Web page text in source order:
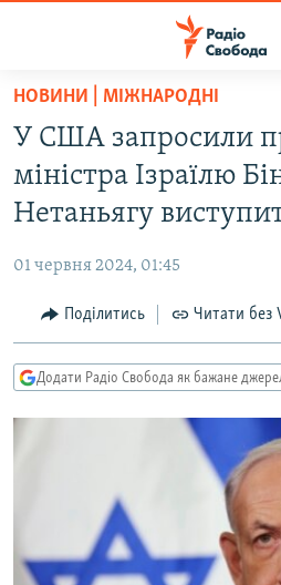
Перейти
основного
матеріалу
Перейти
до
основної
навігації
Перейти
до
пошуку
СТАТТІ
ЕКОНОМІКА
СУСПІЛЬСТВО
РОСІЙСЬКА «ФІЛЬТРАЦІЯ»
ДОНБАС.РЕАЛІЇ
ТИ ЯК?
МУЛЬТИМЕДІА
ФОТО
НОВИНИ | МІЖНАРОДНІ
У США запросили
міністра Ізраїлю
Нетаньягу
01 червня 2024, 01:45
Поділитись Читати без
Додати Радіо Свобода як бажане